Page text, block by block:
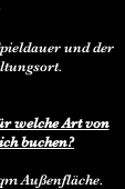
und der
welche Art von
buchen?
Außenfläche.